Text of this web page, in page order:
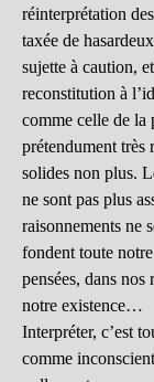
réinterprétation
taxée de
sujette à caution,
reconstitution à
comme celle de la
prétendument très
solides non plus.
ne sont pas plus
raisonnements ne
fondent toute
pensées, dans nos
notre existence…
Interpréter, c’est
comme